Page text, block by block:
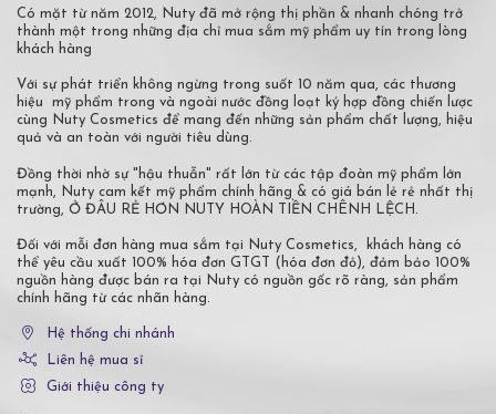
Có mặt từ năm 2012, Nuty đã mở rộng thị phần & nhanh chóng trở
thành một trong những địa chỉ mua sắm mỹ phẩm uy tín trong lòng
khách hàng
Với sự phát triển không ngừng trong suốt 10 năm qua, các thương
hiệu mỹ phẩm trong và ngoài nước đồng loạt ký hợp đồng chiến lược
cùng Nuty Cosmetics để mang đến những sản phẩm chất lượng, hiệu
quả và an toàn với người tiêu dùng.
Đồng thời nhờ sự "hậu thuẫn" rất lớn từ các tập đoàn mỹ phẩm lớn
mạnh, Nuty cam kết mỹ phẩm chính hãng & có giá bán lẻ rẻ nhất thị
trường, Ở ĐÂU RẺ HƠN NUTY HOÀN TIỀN CHÊNH LỆCH.
Đối với mỗi đơn hàng mua sắm tại Nuty Cosmetics, khách hàng có
thể yêu cầu xuất 100% hóa đơn GTGT (hóa đơn đỏ), đảm bảo 100%
nguồn hàng được bán ra tại Nuty có nguồn gốc rõ ràng, sản phẩm
chính hãng từ các nhãn hàng.
Hệ thống chi nhánh
Liên hệ mua sỉ
Giới thiệu công ty